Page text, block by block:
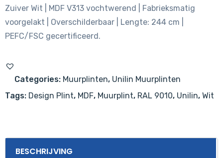
Zuiver Wit | MDF V313 vochtwerend | Fabrieksmatig
voorgelakt | Overschilderbaar | Lengte: 244 cm |
PEFC/FSC gecertificeerd.
Categories: Muurplinten, Unilin Muurplinten
Tags: Design Plint, MDF, Muurplint, RAL 9010, Unilin, Wit
BESCHRIJVING